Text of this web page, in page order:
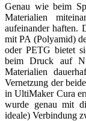
Genau wie beim
Materialien
aufeinander haften.
mit PA (Polyamid)
oder PETG bietet
beim Druck auf
Materialien
Vernetzung der
in UltiMaker Cura
wurde genau mit
ideale) Verbindung